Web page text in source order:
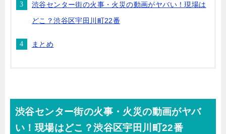
渋谷センター街の火事・火災の動画がヤバい！現場は
どこ？渋谷区宇田川町22番
まとめ
渋谷センター街の火事・火災の動画がヤバ
い！現場はどこ？渋谷区宇田川町22番